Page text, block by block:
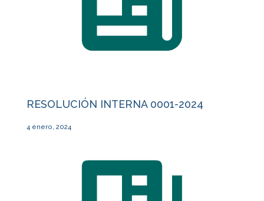
RESOLUCIÓN INTERNA 0001-2024
4 enero, 2024